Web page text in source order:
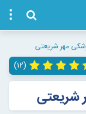
مهر شریعتی
(۱۲)
شریعتی